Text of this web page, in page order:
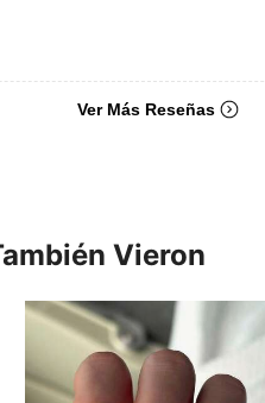
Ver Más Reseñas
Vieron